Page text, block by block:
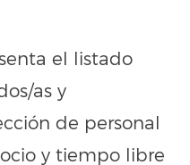
el listado
as y
de personal
y tiempo libre